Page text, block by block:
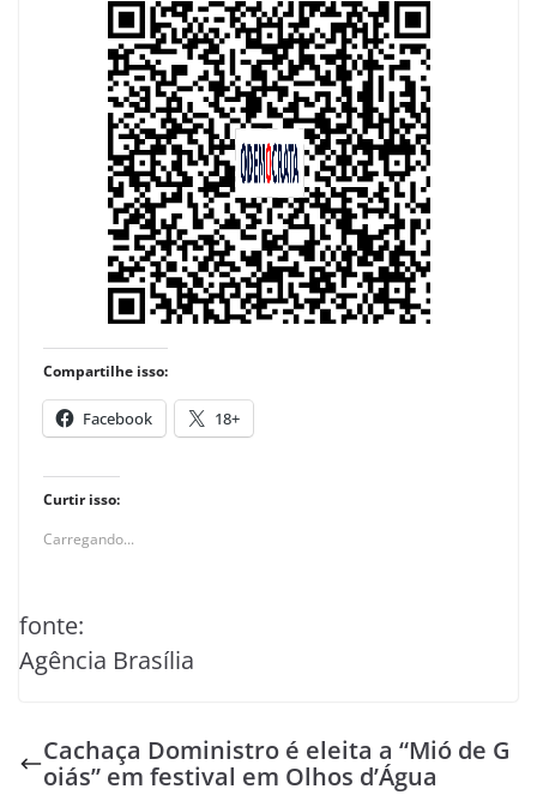
Compartilhe isso:
Facebook 18+
Curtir isso:
Carregando...
fonte:
Agência Brasília
Cachaça Doministro é eleita a “Mió de G
oiás” em festival em Olhos d’Água